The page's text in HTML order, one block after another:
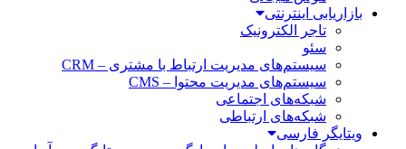
بازاریابی اینترنتی
تاجر الکترونیک
سئو
سیستم‌های مدیریت ارتباط با مشتری – CRM
سیستم‌های مدیریت محتوا – CMS
شبکه‌های اجتماعی
شبکه‌های ارتباطی
ویتایگر فارسی